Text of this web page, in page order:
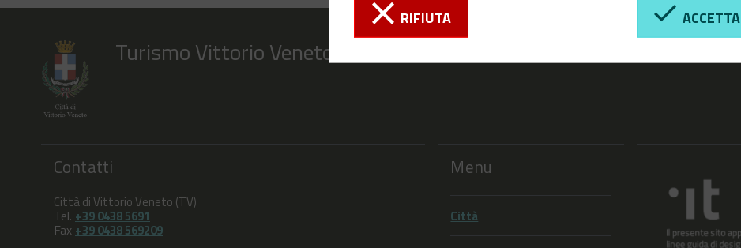
RIFIUTA ACCETTA
Turismo Vittorio Veneto
Contatti
Città di Vittorio Veneto (TV)
Tel. +39 0438 5691
Fax +39 0438 569209
Menu
Città